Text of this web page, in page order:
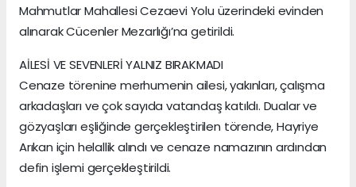
Mahmutlar Mahallesi Cezaevi Yolu üzerindeki evinden
alınarak Cücenler Mezarlığı’na getirildi.
AİLESİ VE SEVENLERİ YALNIZ BIRAKMADI
Cenaze törenine merhumenin ailesi, yakınları, çalışma
arkadaşları ve çok sayıda vatandaş katıldı. Dualar ve
gözyaşları eşliğinde gerçekleştirilen törende, Hayriye
Arıkan için helallik alındı ve cenaze namazının ardından
defin işlemi gerçekleştirildi.